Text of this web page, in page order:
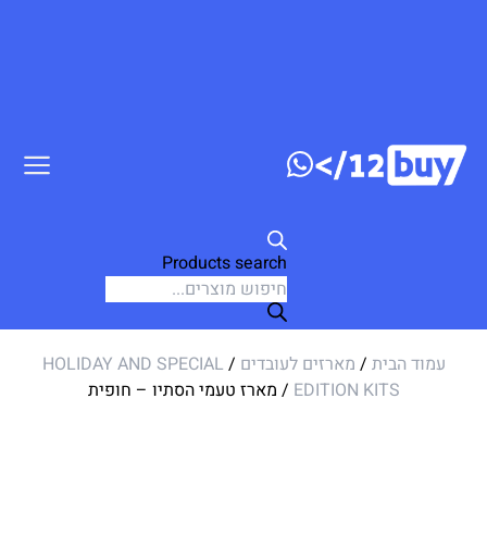
Products search
עמוד הבית/מארזים לעובדים/
HOLIDAY AND SPECIAL
EDITION KITS/ מארז טעמי הסתיו – חופית